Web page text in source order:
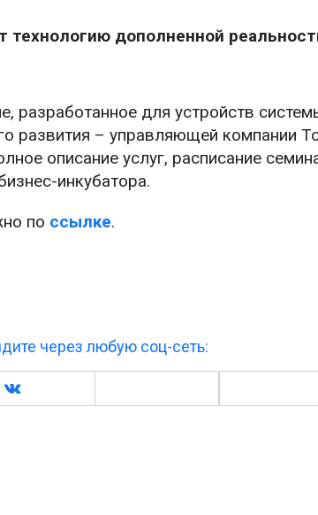
технологию дополненной
разработанное для устройств
развития – управляющей компании
описание услуг, расписание
инкубатора.
по ссылке.
через любую соц-сеть: